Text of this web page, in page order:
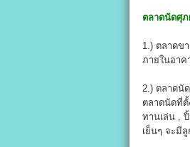
ตลาดนัดศุ
1.) ตลาดข
ภายในอาค
2.) ตลาดนั
ตลาดนัดที่ตั้
ทานเล่น ,
เย็นๆ จะมี